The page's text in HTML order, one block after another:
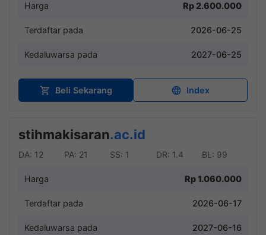
Harga Rp 2.600.000
Terdaftar pada 2026-06-25
Kedaluwarsa pada 2027-06-25
Beli Sekarang Index
stihmakisaran.ac.id
DA: 12 PA: 21 SS: 1 DR: 1.4 BL: 99
Harga Rp 1.060.000
Terdaftar pada 2026-06-17
Kedaluwarsa pada 2027-06-16